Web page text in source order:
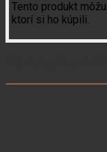
Tento produkt
ktorí si ho kúpili.